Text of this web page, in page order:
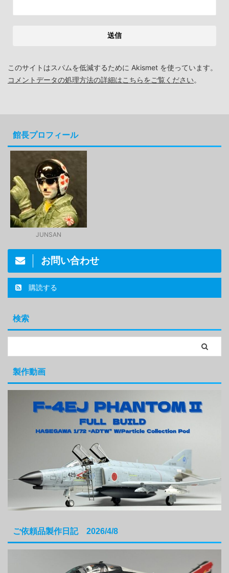
このサイトはスパムを低減するために Akismet を使っています。
コメントデータの処理方法の詳細はこちらをご覧ください。
館長プロフィール
JUNSAN
お問い合わせ
購読する
検索
製作動画
ご依頼品製作日記 2026/4/8